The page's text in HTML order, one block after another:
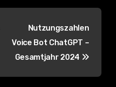
Nutzungszahlen
Voice Bot ChatGPT –
Gesamtjahr 2024